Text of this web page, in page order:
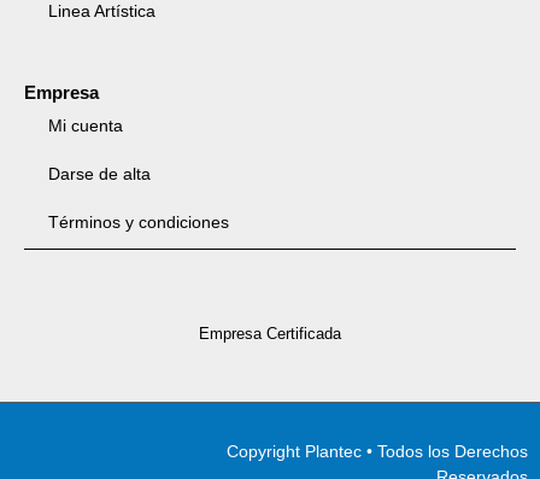
Linea Artística
Empresa
Mi cuenta
Darse de alta
Términos y condiciones
Empresa Certificada
Copyright Plantec • Todos los Derechos